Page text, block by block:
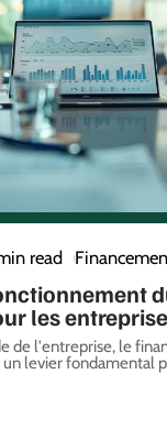
read
les
de l'entreprise, le
levier fondamental